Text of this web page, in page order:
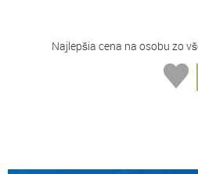
Najlepšia cena na osobu zo